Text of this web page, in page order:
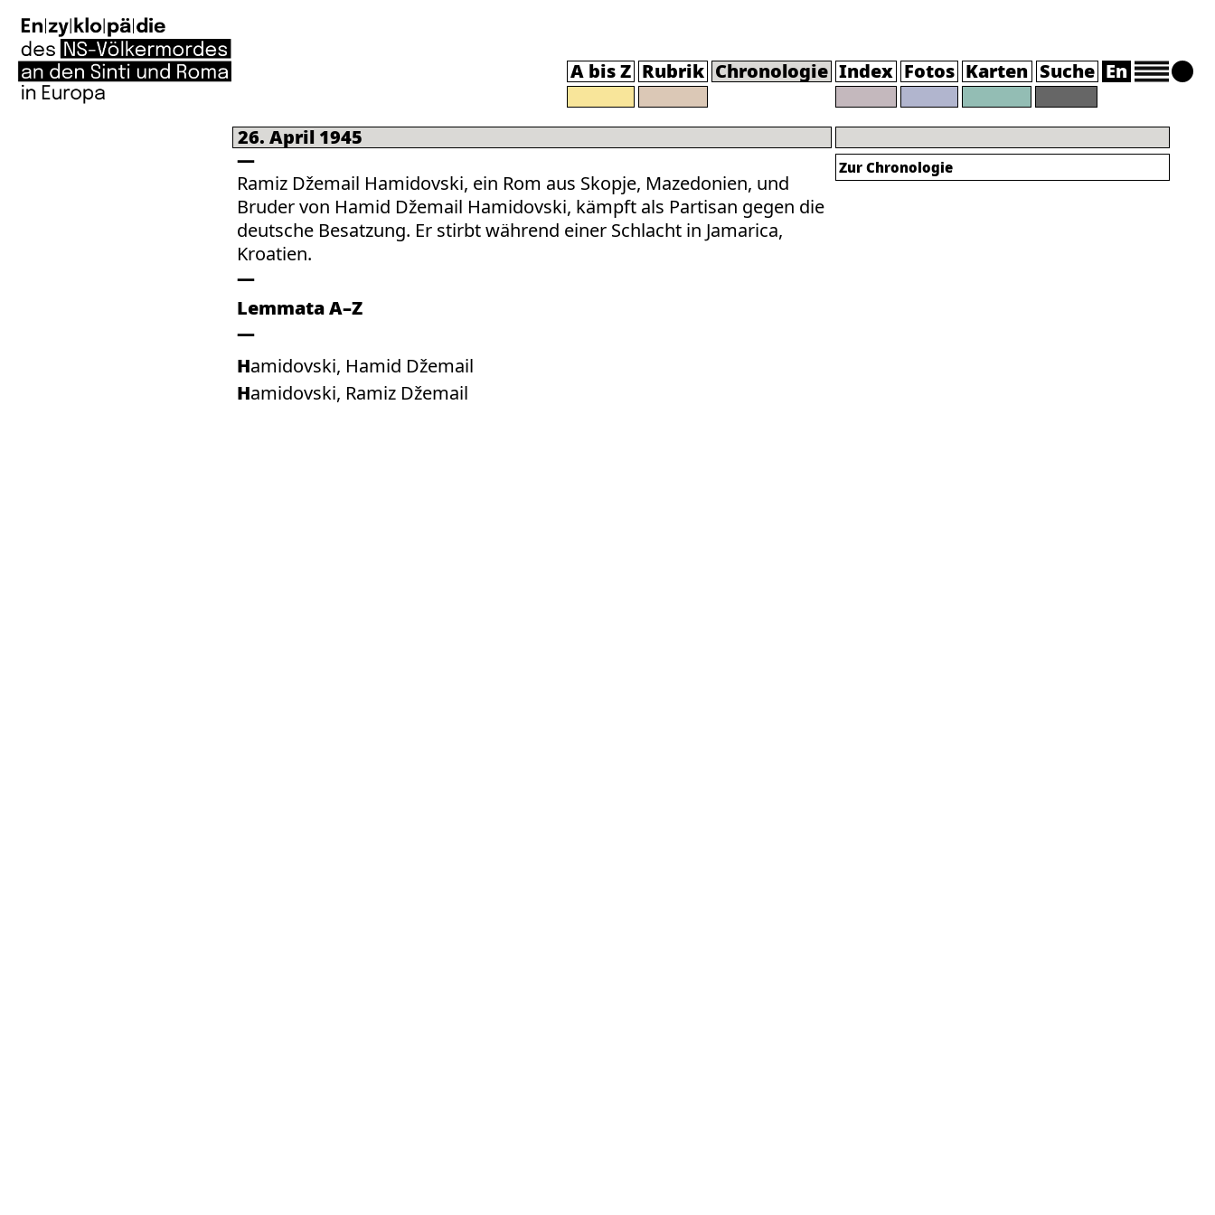
A bis Z Rubrik Chronologie Index Fotos Karten Suche En
26. April 1945
Ramiz Džemail Hamidovski, ein Rom aus Skopje, Mazedonien, und
Bruder von Hamid Džemail Hamidovski, kämpft als Partisan gegen die
deutsche Besatzung. Er stirbt während einer Schlacht in Jamarica,
Kroatien.
Lemmata A–Z
Hamidovski, Hamid Džemail
Hamidovski, Ramiz Džemail
Zur Chronologie